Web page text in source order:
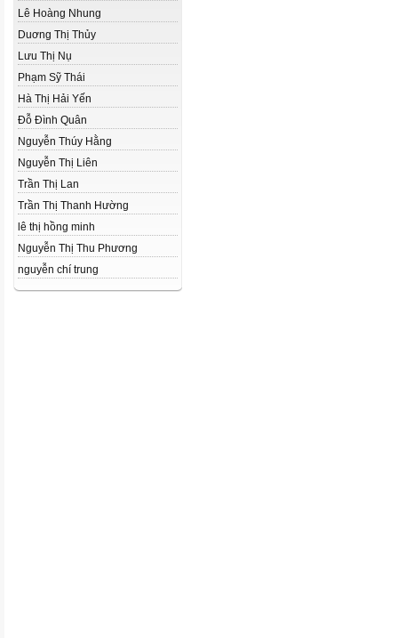
Lê Hoàng Nhung
Duơng Thị Thủy
Lưu Thị Nụ
Phạm Sỹ Thái
Hà Thị Hải Yến
Đỗ Đình Quân
Nguyễn Thúy Hằng
Nguyễn Thị Liên
Trần Thị Lan
Trần Thị Thanh Hường
lê thị hồng minh
Nguyễn Thị Thu Phương
nguyễn chí trung